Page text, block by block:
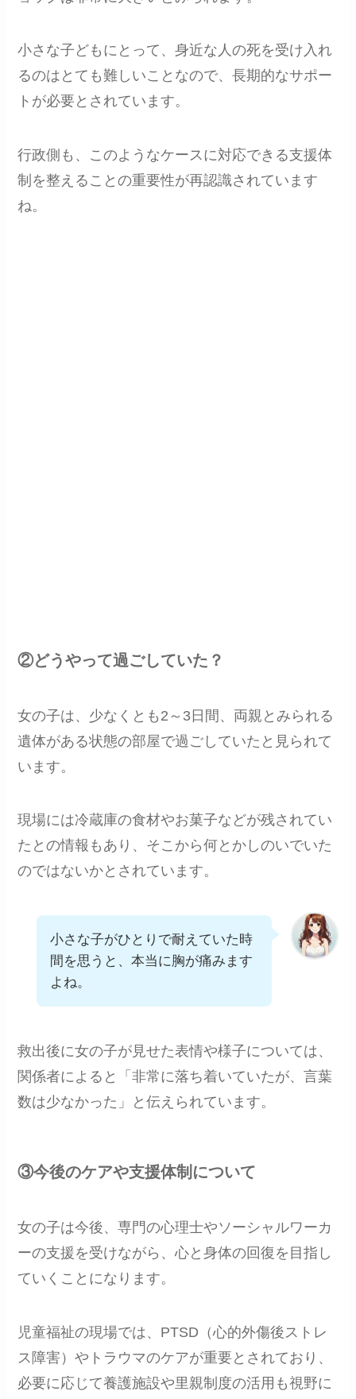
小さな子どもにとって、身近な人の死を受け入れ
るのはとても難しいことなので、長期的なサポー
トが必要とされています。
行政側も、このようなケースに対応できる支援体
制を整えることの重要性が再認識されています
ね。
②どうやって過ごしていた？
女の子は、少なくとも2～3日間、両親とみられる
遺体がある状態の部屋で過ごしていたと見られて
います。
現場には冷蔵庫の食材やお菓子などが残されてい
たとの情報もあり、そこから何とかしのいでいた
のではないかとされています。
小さな子がひとりで耐えていた時
間を思うと、本当に胸が痛みます
よね。
救出後に女の子が見せた表情や様子については、
関係者によると「非常に落ち着いていたが、言葉
数は少なかった」と伝えられています。
③今後のケアや支援体制について
女の子は今後、専門の心理士やソーシャルワーカ
ーの支援を受けながら、心と身体の回復を目指し
ていくことになります。
児童福祉の現場では、PTSD（心的外傷後ストレ
ス障害）やトラウマのケアが重要とされており、
必要に応じて養護施設や里親制度の活用も視野に